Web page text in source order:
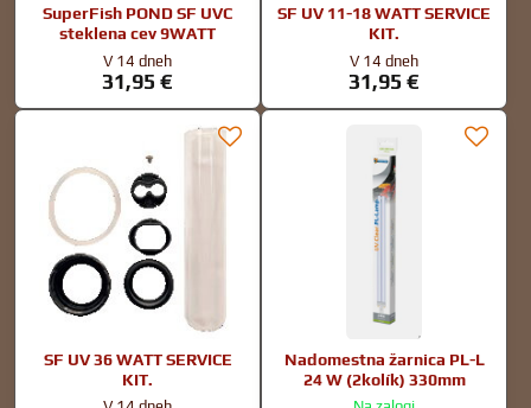
SuperFish POND SF UVC
steklena cev 9WATT
V 14 dneh
31,95 €
SF UV 11-18 WATT SERVICE
KIT.
V 14 dneh
31,95 €
SF UV 36 WATT SERVICE
KIT.
Nadomestna žarnica PL-L
24 W (2kolík) 330mm